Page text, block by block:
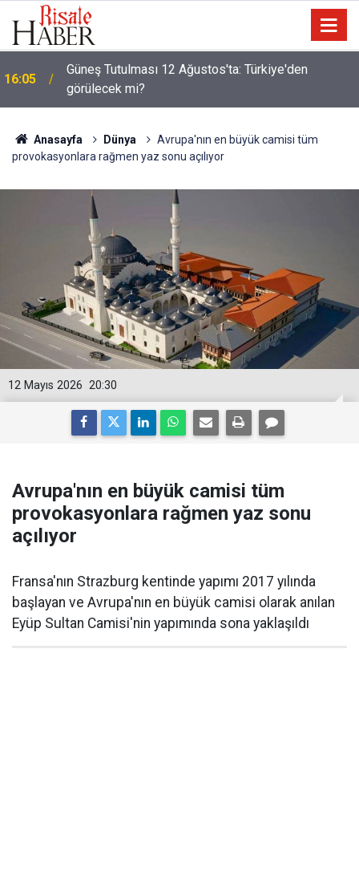
16:05
Güneş Tutulması 12 Ağustos'ta: Türkiye'den
görülecek mi?
Anasayfa Dünya
Avrupa'nın en büyük camisi tüm
provokasyonlara rağmen yaz sonu açılıyor
20:30
12 Mayıs 2026
Avrupa'nın en büyük camisi tüm
provokasyonlara rağmen yaz sonu
açılıyor
Fransa'nın Strazburg kentinde yapımı 2017 yılında
başlayan ve Avrupa'nın en büyük camisi olarak anılan
Eyüp Sultan Camisi'nin yapımında sona yaklaşıldı